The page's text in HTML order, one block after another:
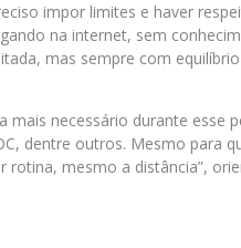
impor limites e haver
na internet, sem
mas sempre com
necessário durante esse
dentre outros. Mesmo para
mesmo a distância”,